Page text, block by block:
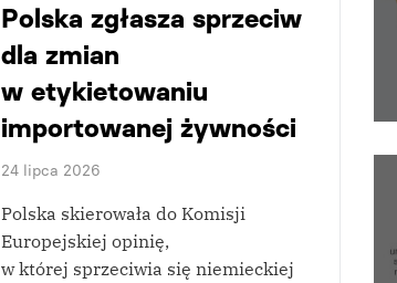
Polska zgłasza sprzeciw
dla zmian
w etykietowaniu
importowanej żywności
24 lipca 2026
Polska skierowała do Komisji
Europejskiej opinię,
w której sprzeciwia się niemieckiej